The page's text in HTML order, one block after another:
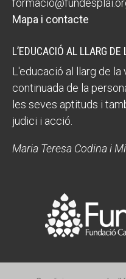
Mapa i contacte
L’EDUCACIÓ AL LLARG DE
L'educació al llarg de
continuada de la
les seves aptituds i
judici i acció.
Maria Teresa Codina i